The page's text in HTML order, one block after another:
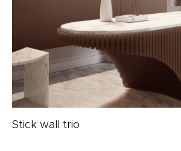
Stick wall trio